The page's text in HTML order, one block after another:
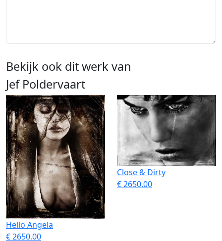
Bekijk ook dit werk van
Jef Poldervaart
Hello Angela
€ 2650.00
Close & Dirty
€ 2650.00